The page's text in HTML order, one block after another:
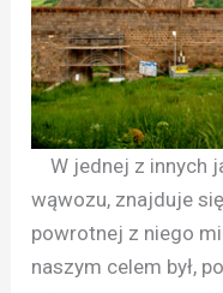
W jednej z innych
wąwozu, znajduje
powrotnej z niego
naszym celem był,